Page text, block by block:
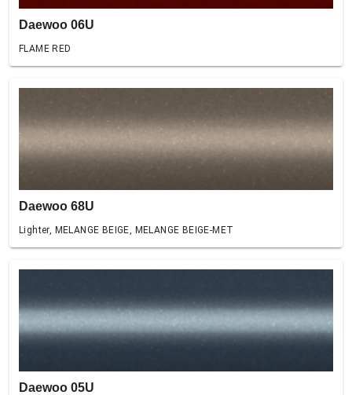
Daewoo 06U
FLAME RED
Daewoo 68U
Lighter, MELANGE BEIGE, MELANGE BEIGE-MET
Daewoo 05U